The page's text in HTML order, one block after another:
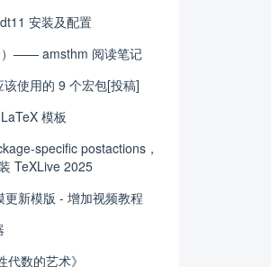
安装及配置
）—— amsthm 阅读笔记
使用的 9 个宏包[投稿]
模板
specific postactions，
TeXLive 2025
新模版 - 增加视频教程
数的艺术》